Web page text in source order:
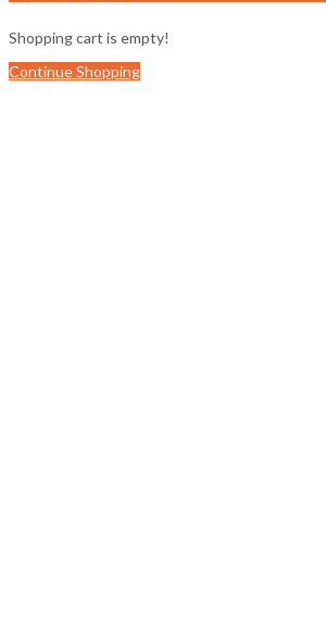
Shopping cart is empty!
Continue Shopping